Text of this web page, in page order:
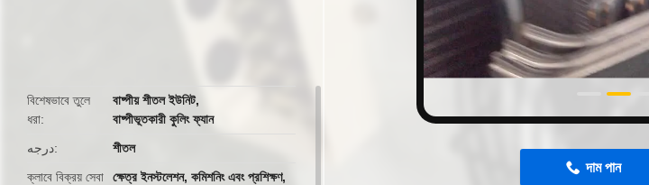
বিশেষভাবে তুলে
ধরা
বাষ্পীয় শীতল ইউনিট,
বাষ্পীভূতকারী কুলিং ফ্যান
درجه
শীতল
ক্লাবে বিক্রয় সেবা
ক্ষেত্র ইনস্টলেশন, কমিশনিং এবং প্রশিক্ষণ,
দাম পান